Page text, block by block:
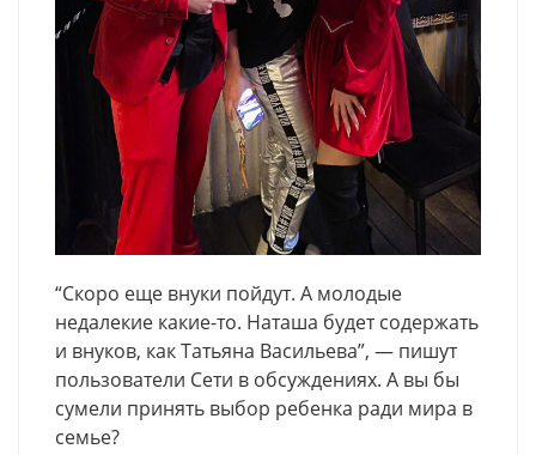
“Скоро еще внуки пойдут. А молодые
недалекие какие-то. Наташа будет содержать
и внуков, как Татьяна Васильева”, — пишут
пользователи Сети в обсуждениях. А вы бы
сумели принять выбор ребенка ради мира в
семье?